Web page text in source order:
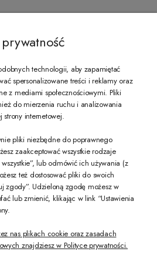
zeccoro.pl Gdy zapiszesz się do naszego
zgodnie z nasząpolityką prywatności
WERSJĘ STRONY
technologii, aby zapamiętać
spersonalizowane treści i reklamy oraz
z mediami społecznościowymi. Pliki
do mierzenia ruchu i analizowania
strony internetowej.
pliki niezbędne do poprawnego
zaakceptować wszystkie rodzaje
lub odmówić ich używania (z
też dostosować pliki do swoich
zgody”. Udzieloną zgodę możesz w
lub zmienić, klikając w link “Ustawienia
nas plikach cookie oraz zasadach
znajdziesz w Polityce prywatności.